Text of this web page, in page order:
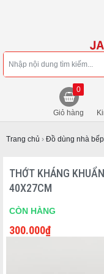
Giỏ hàng
0
Trang chủ › Đồ dùng nhà bếp
THỚT KHÁNG
40X27CM
CÒN HÀNG
300.000₫